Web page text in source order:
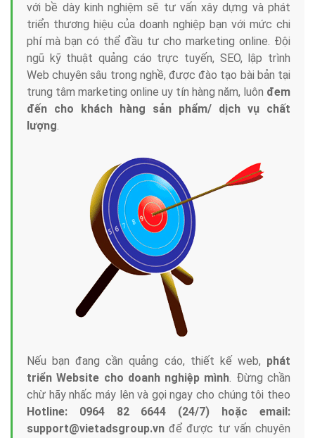
với bề dày kinh nghiệm sẽ tư vấn xây dựng và phát
triển thương hiệu của doanh nghiệp bạn với mức chi
phí mà bạn có thể đầu tư cho marketing online. Đội
ngũ kỹ thuật quảng cáo trực tuyến, SEO, lập trình
Web chuyên sâu trong nghề, được đào tạo bài bản tại
trung tâm marketing online uy tín hàng năm, luôn đem
đến cho khách hàng sản phẩm/ dịch vụ chất
lượng.
Nếu bạn đang cần quảng cáo, thiết kế web, phát
triển Website cho doanh nghiệp mình. Đừng chần
chừ hãy nhấc máy lên và gọi ngay cho chúng tôi theo
Hotline: 0964 82 6644 (24/7) hoặc email:
support@vietadsgroup.vn để được tư vấn chuyên